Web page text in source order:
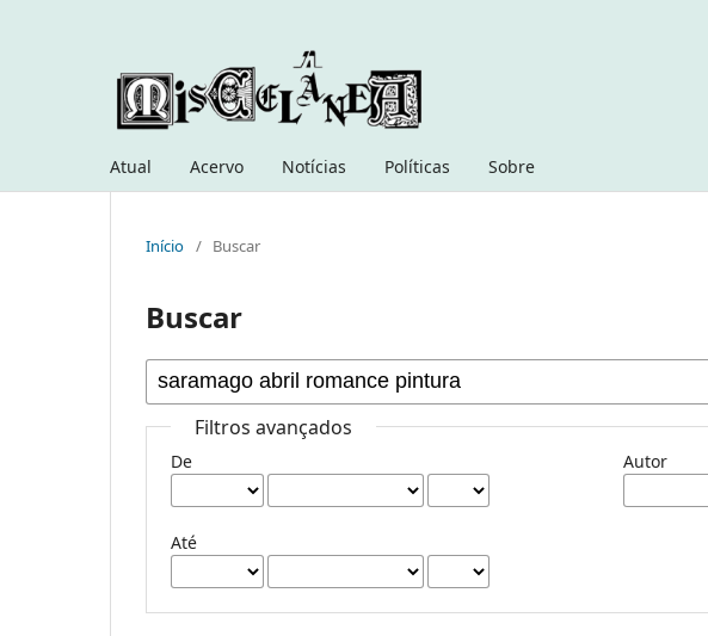
Atual Acervo Notícias Políticas Sobre
Início / Buscar
Buscar
Filtros avançados
De
Até
Autor